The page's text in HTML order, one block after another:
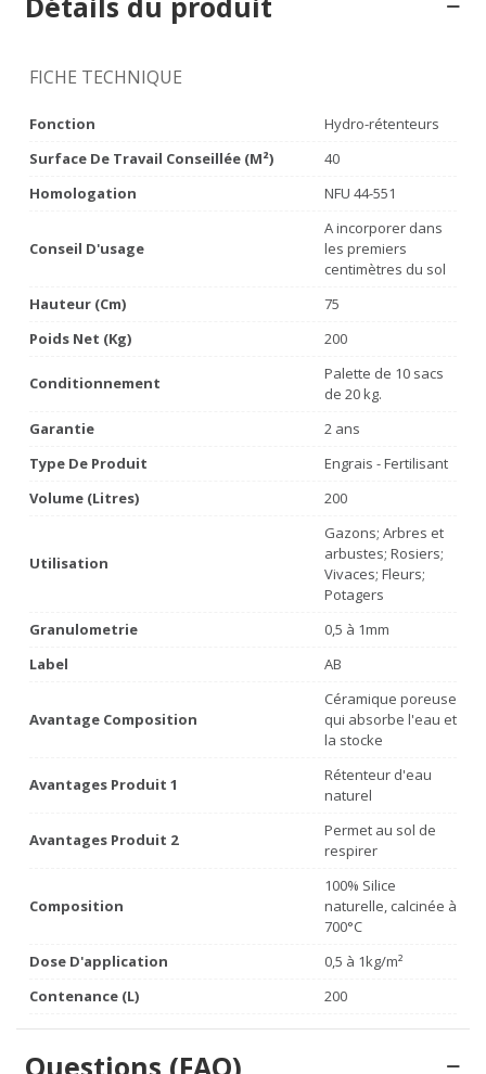
FICHE TECHNIQUE
Fonction
Hydro-rétenteurs
Surface De Travail Conseillée (m²)
40
Homologation
NFU 44-551
Conseil D'usage
A incorporer dans
les premiers
centimètres du sol
Hauteur (cm)
75
Poids Net (Kg)
200
Conditionnement
Palette de 10 sacs
de 20 kg.
Garantie
2 ans
Type De Produit
Engrais - Fertilisant
Volume (litres)
200
Utilisation
Gazons; Arbres et
arbustes; Rosiers;
Vivaces; Fleurs;
Potagers
Granulometrie
0,5 à 1mm
Label
AB
Avantage Composition
Céramique poreuse
qui absorbe l'eau et
la stocke
Avantages Produit 1
Rétenteur d'eau
naturel
Avantages Produit 2
Permet au sol de
respirer
Composition
100% Silice
naturelle, calcinée à
700°C
Dose D'application
0,5 à 1kg/m²
Contenance (L)
200
Questions (FAQ)